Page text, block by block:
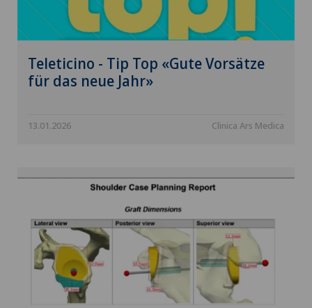
Teleticino - Tip Top «Gute Vorsätze
für das neue Jahr»
13.01.2026 Clinica Ars Medica